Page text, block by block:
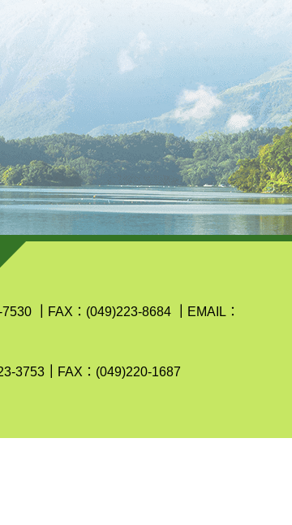
FAX：(049)223-8684 EMAIL：
3753 FAX：(049)220-1687